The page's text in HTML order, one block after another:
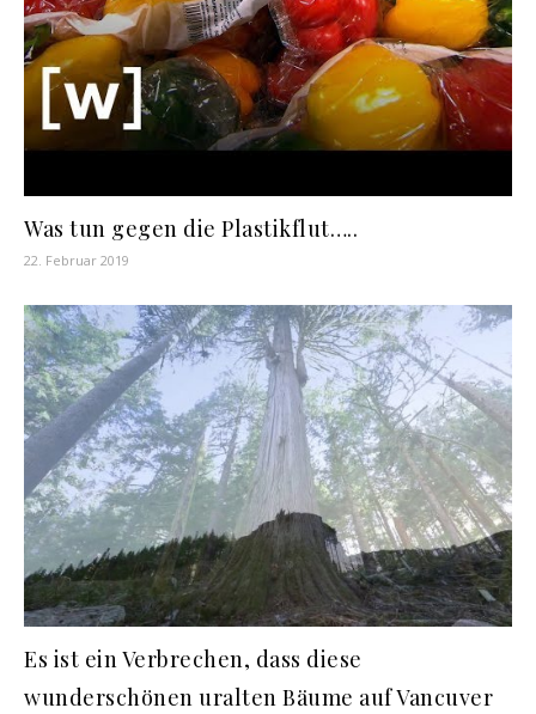
Was tun gegen die Plastikflut…..
22. Februar 2019
Es ist ein Verbrechen, dass diese
wunderschönen uralten Bäume auf Vancuver